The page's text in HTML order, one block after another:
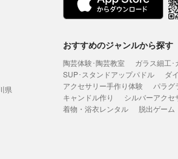
県
おすすめのジャンルから探す
陶芸体験･陶芸教室 ガラス細工･
SUP･スタンドアップパドル
ダ
アクセサリー手作り体験
パラグ
キャンドル作り
シルバーアクセ
着物・浴衣レンタル
脱出ゲーム